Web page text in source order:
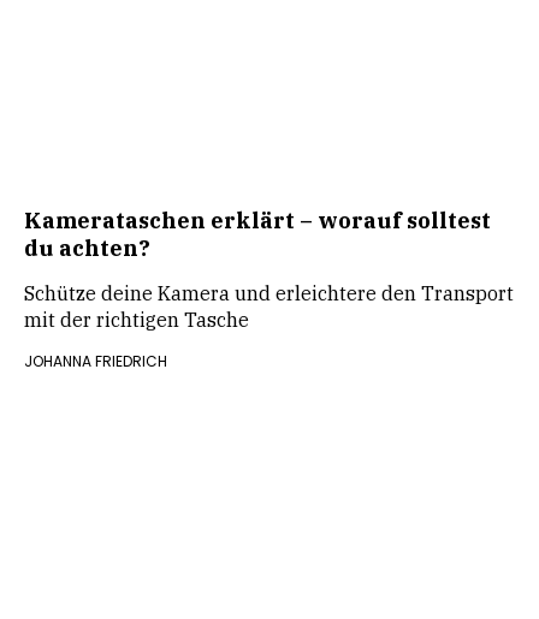
Kamerataschen erklärt – worauf solltest
du achten?
Schütze deine Kamera und erleichtere den Transport
mit der richtigen Tasche
JOHANNA FRIEDRICH